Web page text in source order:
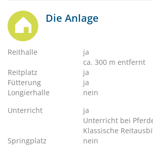
Die Anlage
Reithalle
ja
ca. 300 m entfernt
Reitplatz
ja
Fütterung
ja
Longierhalle
nein
Unterricht
ja
Unterricht bei
Klassische
Springplatz
nein